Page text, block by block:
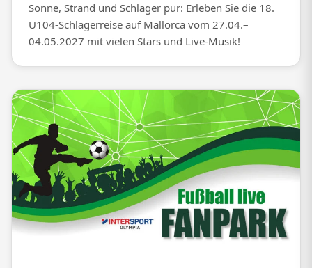
Sonne, Strand und Schlager pur: Erleben Sie die 18.
U104-Schlagerreise auf Mallorca vom 27.04.–
04.05.2027 mit vielen Stars und Live-Musik!